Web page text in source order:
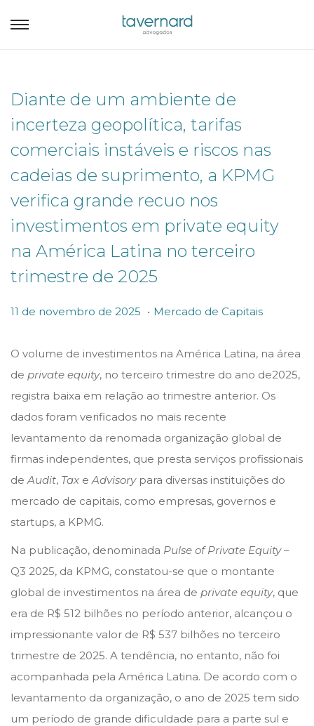
Diante de um ambiente de
incerteza geopolítica, tarifas
comerciais instáveis e riscos nas
cadeias de suprimento, a KPMG
verifica grande recuo nos
investimentos em private equity
na América Latina no terceiro
trimestre de 2025
P
s
t
e
d
o
n
11 de novembro de 2025
d
e
n
o
v
e
m
b
. P
s
t
e
d
i
n
Mercado de Capitais
O volume de investimentos na América Latina, na área
de private equity, no terceiro trimestre do ano de2025,
registra baixa em relação ao trimestre anterior. Os
dados foram verificados no mais recente
levantamento da renomada organização global de
firmas independentes, que presta serviços profissionais
de Audit, Tax e Advisorypara diversas instituições do
mercado de capitais, como empresas, governos e
startups, a KPMG.
Na publicação, denominada Pulse of Private Equity–
Q3 2025, da KPMG, constatou-se que o montante
global de investimentos na área de private equity, que
era de R$ 512 bilhões no período anterior, alcançou o
impressionante valor de R$ 537 bilhões no terceiro
trimestre de 2025. A tendência, no entanto, não foi
acompanhada pela América Latina. De acordo com o
levantamento da organização, o ano de 2025 tem sido
um período de grande dificuldade para a parte sul e